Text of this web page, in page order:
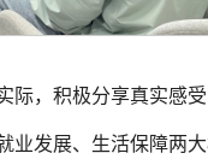
际，积极分享真实感
业发展、生活保障两